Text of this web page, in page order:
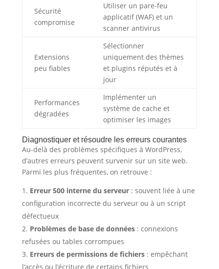
Sécurité
compromise
Utiliser un pare-feu
applicatif (WAF) et un
scanner antivirus
Extensions
peu fiables
Sélectionner
uniquement des thèmes
et plugins réputés et à
jour
Performances
dégradées
Implémenter un
système de cache et
optimiser les images
Diagnostiquer et résoudre les erreurs courantes
Au-delà des problèmes spécifiques à WordPress,
d’autres erreurs peuvent survenir sur un site web.
Parmi les plus fréquentes, on retrouve :
Erreur 500 interne du serveur: souvent liée à une
configuration incorrecte du serveur ou à un script
défectueux
Problèmes de base de données: connexions
refusées ou tables corrompues
Erreurs de permissions de fichiers: empêchant
l’accès ou l’écriture de certains fichiers